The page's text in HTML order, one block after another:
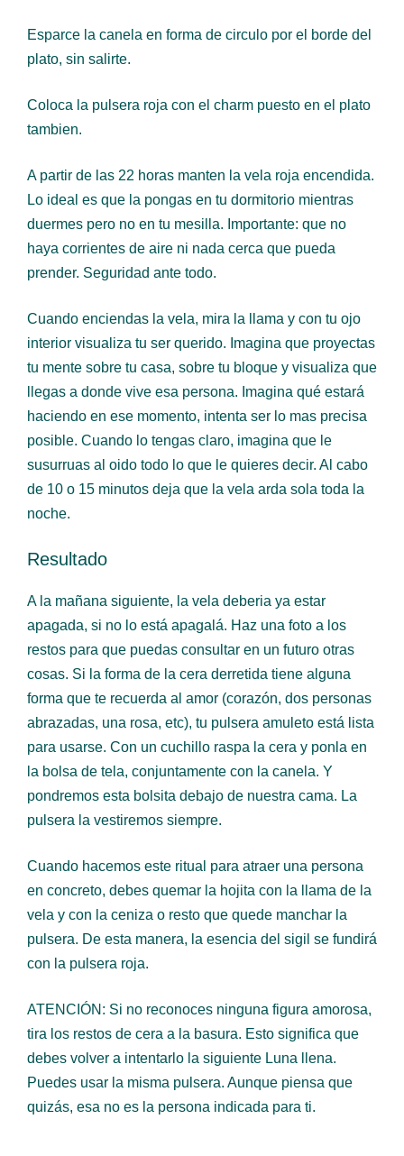
Esparce la canela en forma de circulo por el borde del
plato, sin salirte.
Coloca la pulsera roja con el charm puesto en el plato
tambien.
A partir de las 22 horas manten la vela roja encendida.
Lo ideal es que la pongas en tu dormitorio mientras
duermes pero no en tu mesilla. Importante: que no
haya corrientes de aire ni nada cerca que pueda
prender. Seguridad ante todo.
Cuando enciendas la vela, mira la llama y con tu ojo
interior visualiza tu ser querido. Imagina que proyectas
tu mente sobre tu casa, sobre tu bloque y visualiza que
llegas a donde vive esa persona. Imagina qué estará
haciendo en ese momento, intenta ser lo mas precisa
posible. Cuando lo tengas claro, imagina que le
susurruas al oido todo lo que le quieres decir. Al cabo
de 10 o 15 minutos deja que la vela arda sola toda la
noche.
Resultado
A la mañana siguiente, la vela deberia ya estar
apagada, si no lo está apagalá. Haz una foto a los
restos para que puedas consultar en un futuro otras
cosas. Si la forma de la cera derretida tiene alguna
forma que te recuerda al amor (corazón, dos personas
abrazadas, una rosa, etc), tu pulsera amuleto está lista
para usarse. Con un cuchillo raspa la cera y ponla en
la bolsa de tela, conjuntamente con la canela. Y
pondremos esta bolsita debajo de nuestra cama. La
pulsera la vestiremos siempre.
Cuando hacemos este ritual para atraer una persona
en concreto, debes quemar la hojita con la llama de la
vela y con la ceniza o resto que quede manchar la
pulsera. De esta manera, la esencia del sigil se fundirá
con la pulsera roja.
ATENCIÓN: Si no reconoces ninguna figura amorosa,
tira los restos de cera a la basura. Esto significa que
debes volver a intentarlo la siguiente Luna llena.
Puedes usar la misma pulsera. Aunque piensa que
quizás, esa no es la persona indicada para ti.